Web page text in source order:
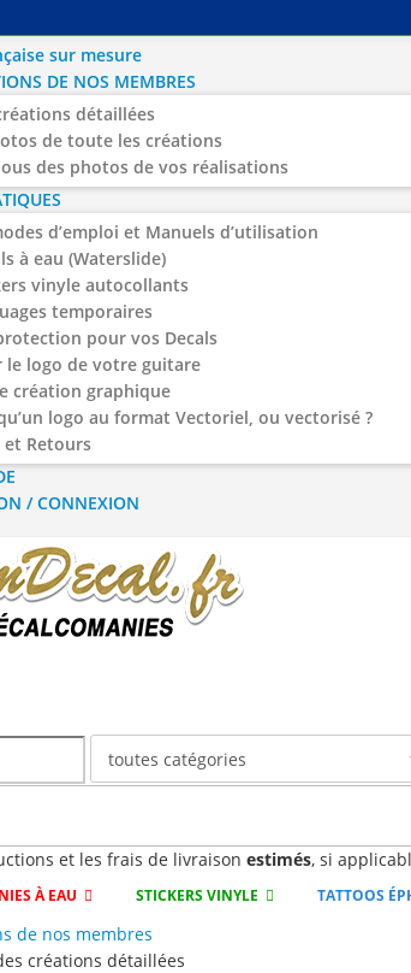
sur mesure
DE NOS MEMBRES
détaillées
de toute les créations
des photos de vos réalisations
d’emploi et Manuels d’utilisation
à eau (Waterslide)
vinyle autocollants
temporaires
pour vos Decals
le logo de votre guitare
création graphique
logo au format Vectoriel, ou vectorisé ?
et Retours
/ CONNEXION
et les frais de livraison estimés, si
À EAU STICKERS VINYLE TATTOOS
de nos membres
créations détaillées